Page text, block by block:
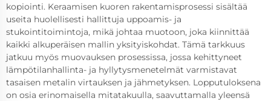
kopiointi. Keraamisen kuoren rakentamisprosessi sisältää
useita huolellisesti hallittuja uppoamis- ja
stukointitoimintoja, mikä johtaa muotoon, joka kiinnittää
kaikki alkuperäisen mallin yksityiskohdat. Tämä tarkkuus
jatkuu myös muovauksen prosessissa, jossa kehittyneet
lämpötilanhallinta- ja hyllytysmenetelmät varmistavat
tasaisen metalin virtauksen ja jähmetyksen. Lopputuloksena
on osia erinomaisella mitatakuulla, saavuttamalla yleensä